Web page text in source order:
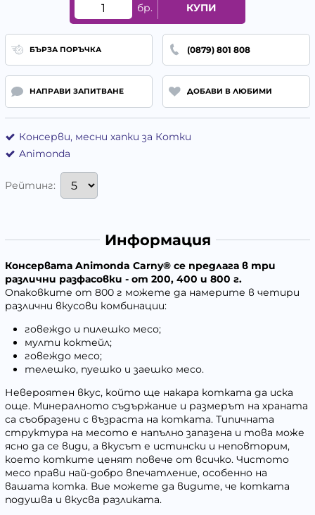
бр. КУПИ
БЪРЗА ПОРЪЧКА (0879) 801 808
НАПРАВИ ЗАПИТВАНЕ ДОБАВИ В ЛЮБИМИ
Консерви, месни хапки за Котки
Animonda
Рейтинг:
Информация
Консервата Animonda Carny® се предлага в три
различни разфасовки - от 200, 400 и 800 г.
Опаковките от 800 г можете да намерите в четири
различни вкусови комбинации:
говеждо и пилешко месо;
мулти коктейл;
говеждо месо;
телешко, пуешко и заешко месо.
Невероятен вкус, който ще накара котката да иска
още. Минералното съдържание и размерът на храната
са съобразени с възраста на котката. Типичната
структура на месото е напълно запазена и това може
ясно да се види, а вкусът е истински и неповторим,
което котките ценят повече от всичко. Чистото
месо прави най-добро впечатление, особенно на
вашата котка. Вие можете да видите, че котката
подушва и вкусва разликата.